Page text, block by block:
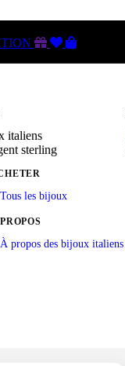
Gutscheine
Wunschliste
Warenkorb
sterling
Tous les bijoux
À propos des bijoux italiens